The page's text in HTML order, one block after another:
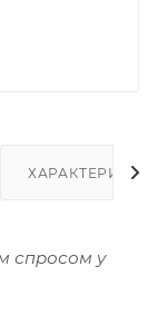
спросом у